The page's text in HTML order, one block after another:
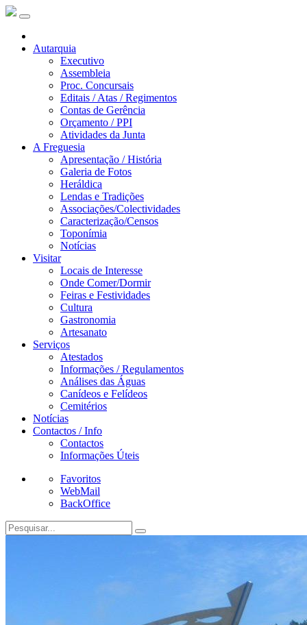
Autarquia
Executivo
Assembleia
Proc. Concursais
Editais / Atas / Regimentos
Contas de Gerência
Orçamento / PPI
Atividades da Junta
A Freguesia
Apresentação / História
Galeria de Fotos
Heráldica
Lendas e Tradições
Associações/Colectividades
Caracterização/Censos
Toponímia
Notícias
Visitar
Locais de Interesse
Onde Comer/Dormir
Feiras e Festividades
Cultura
Gastronomia
Artesanato
Serviços
Atestados
Informações / Regulamentos
Análises das Águas
Canídeos e Felídeos
Cemitérios
Notícias
Contactos / Info
Contactos
Informações Úteis
Favoritos
WebMail
BackOffice